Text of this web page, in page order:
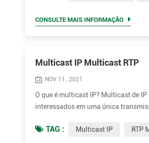
CONSULTE MAIS INFORMAÇÃO
Multicast IP Multicast RTP
NOV 11 , 2021
O que é multicast IP? Multicast de
interessados ​​em uma única
e... TAG : Multicast IP RTP